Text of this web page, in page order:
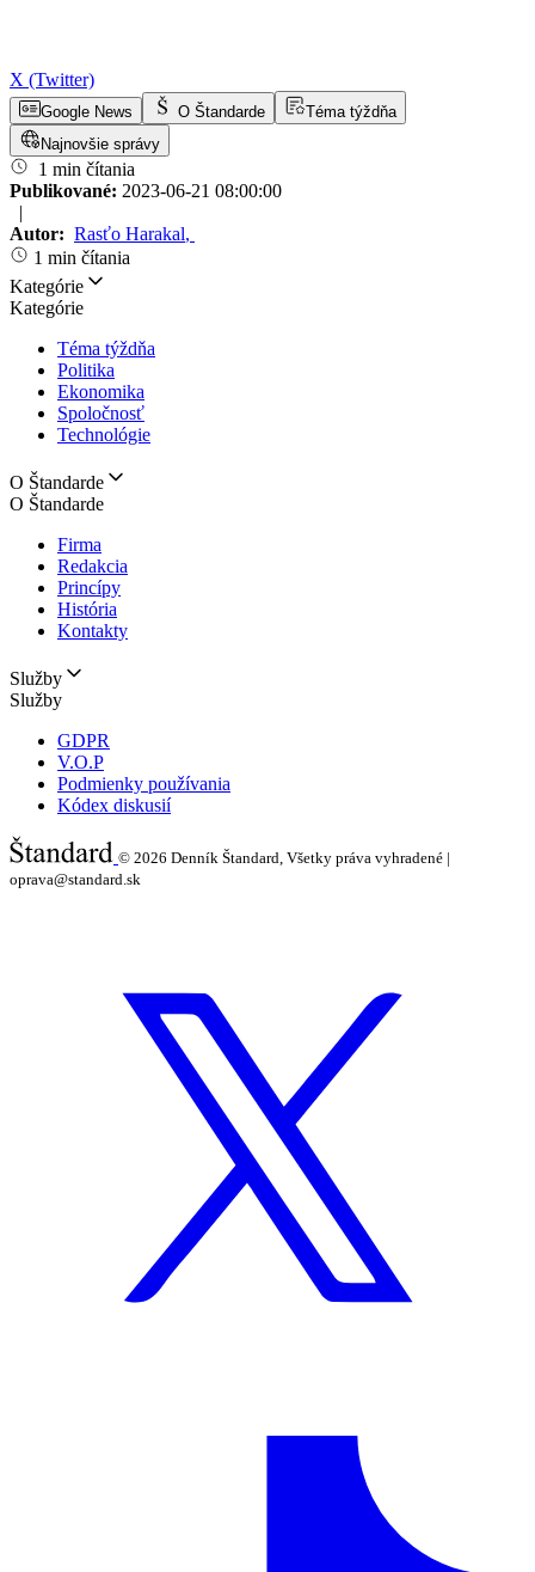
X (Twitter)
Google News O Štandarde
Téma týždňa
Najnovšie správy
1 min čítania
Publikované: 2023-06-21 08:00:00
|
Autor: Rasťo Harakal,
1 min čítania
Kategórie
Kategórie
Téma týždňa
Politika
Ekonomika
Spoločnosť
Technológie
O Štandarde
O Štandarde
Firma
Redakcia
Princípy
História
Kontakty
Služby
Služby
GDPR
V.O.P
Podmienky používania
Kódex diskusií
© 2026 Denník Štandard, Všetky práva vyhradené |
oprava@standard.sk